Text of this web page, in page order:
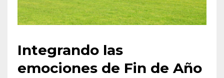
Integrando las
emociones de Fin de Año